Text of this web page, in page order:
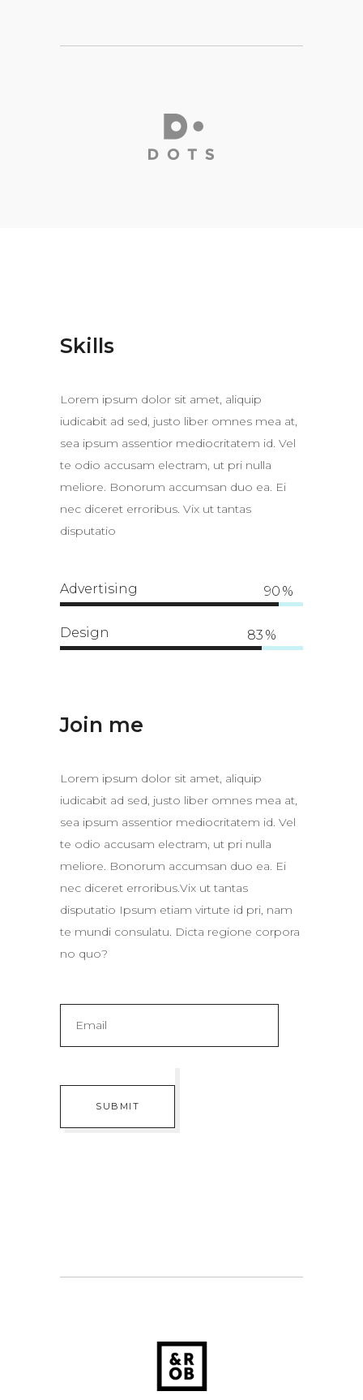
Skills
Lorem ipsum dolor sit amet, aliquip
iudicabit ad sed, justo liber omnes mea at,
sea ipsum assentior mediocritatem id. Vel
te odio accusam electram, ut pri nulla
meliore. Bonorum accumsan duo ea. Ei
nec diceret erroribus. Vix ut tantas
disputatio
Advertising 90
Design 83
Join me
Lorem ipsum dolor sit amet, aliquip
iudicabit ad sed, justo liber omnes mea at,
sea ipsum assentior mediocritatem id. Vel
te odio accusam electram, ut pri nulla
meliore. Bonorum accumsan duo ea. Ei
nec diceret erroribus.Vix ut tantas
disputatio Ipsum etiam virtute id pri, nam
te mundi consulatu. Dicta regione corpora
no quo?